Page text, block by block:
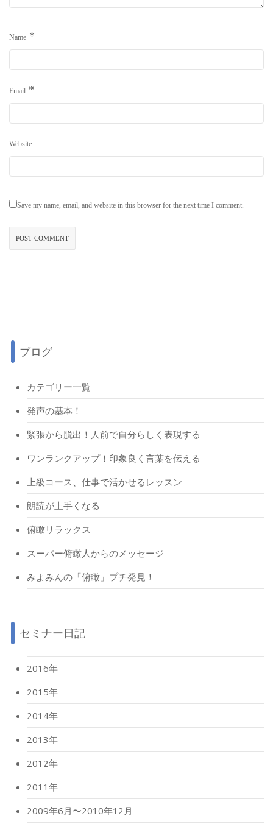
Name *
Email *
Website
Save my name, email, and website in this browser for the next time I comment.
ブログ
カテゴリー一覧
発声の基本！
緊張から脱出！人前で自分らしく表現する
ワンランクアップ！印象良く言葉を伝える
上級コース、仕事で活かせるレッスン
朗読が上手くなる
俯瞰リラックス
スーパー俯瞰人からのメッセージ
みよみんの「俯瞰」プチ発見！
セミナー日記
2016年
2015年
2014年
2013年
2012年
2011年
2009年6月〜2010年12月